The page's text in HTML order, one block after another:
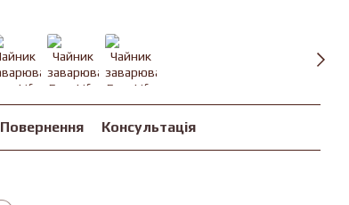
Повернення Консультація